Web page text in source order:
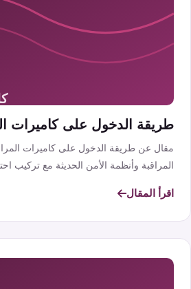
طريقة الدخول على كاميرات
مقال عن طريقة الدخول على كاميرات
المراقبة وأنظمة الأمن الحديثة مع تركيب
اقرأ المقال